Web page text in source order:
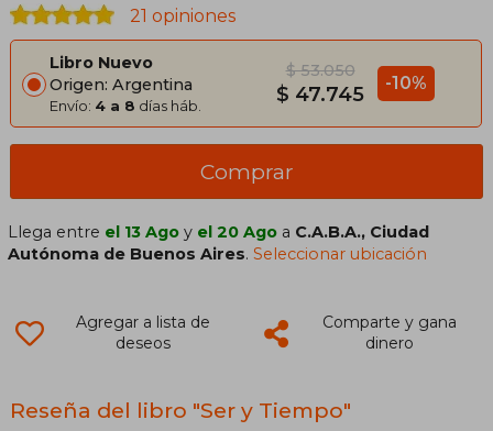
21 opiniones
Libro Nuevo
Origen: Argentina
Envío: 4 a 8 días háb.
$ 53.050
$ 47.745 -10%
Comprar
Llega entre el 13 Ago y el 20 Ago a C.A.B.A., Ciudad
Autónoma de Buenos Aires.Seleccionar ubicación
Agregar a lista de
deseos
Comparte y gana
dinero
Reseña del libro "Ser y Tiempo"